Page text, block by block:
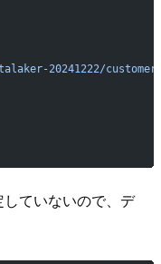
20241222/
ていないので、デ